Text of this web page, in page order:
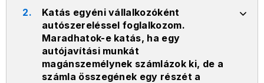
2.
Katás egyéni vállalkozóként
autószereléssel foglalkozom.
Maradhatok-e katás, ha egy
autójavítási munkát
magánszemélynek számlázok ki, de a
számla összegének egy részét a